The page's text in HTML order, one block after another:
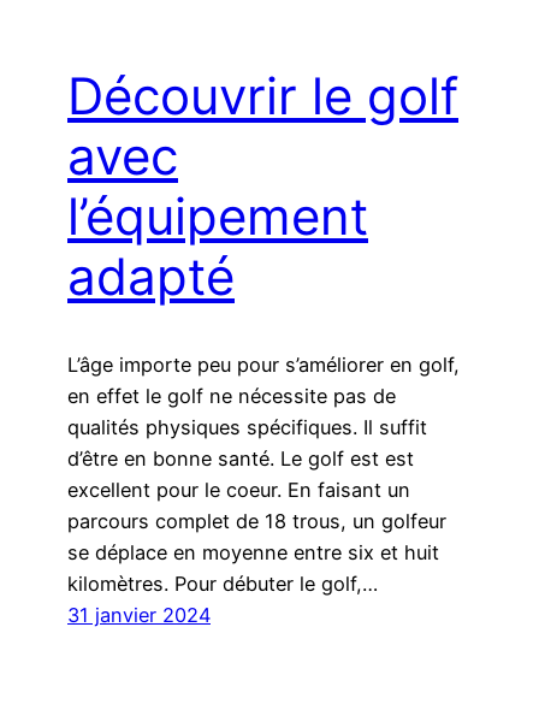
Découvrir le golf
avec
l’équipement
adapté
L’âge importe peu pour s’améliorer en golf,
en effet le golf ne nécessite pas de
qualités physiques spécifiques. Il suffit
d’être en bonne santé. Le golf est est
excellent pour le coeur. En faisant un
parcours complet de 18 trous, un golfeur
se déplace en moyenne entre six et huit
kilomètres. Pour débuter le golf,…
31 janvier 2024